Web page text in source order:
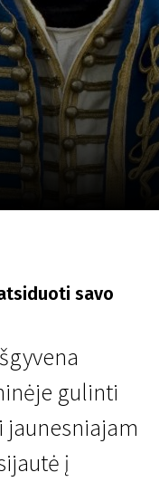
savo
gulinti
jaunesniajam
į